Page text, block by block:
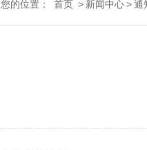
您的位置： 首页 > 新闻中心>通